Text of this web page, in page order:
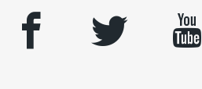
facebook twitter youtube